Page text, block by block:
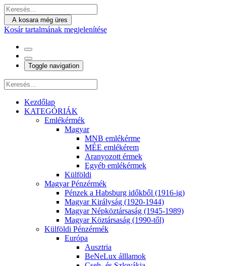
A kosara még üres
Kosár tartalmának megjelenítése
Toggle navigation
Kezdőlap
KATEGÓRIÁK
Emlékérmék
Magyar
MNB emlékérme
MÉE emlékérem
Aranyozott érmek
Egyéb emlékérmek
Külföldi
Magyar Pénzérmék
Pénzek a Habsburg időkből (1916-ig)
Magyar Királyság (1920-1944)
Magyar Népköztársaság (1945-1989)
Magyar Köztársaság (1990-től)
Külföldi Pénzérmék
Európa
Ausztria
BeNeLux álllamok